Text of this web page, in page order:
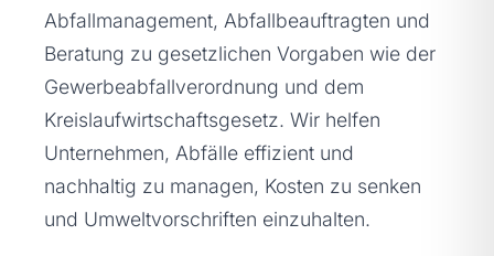
Abfallmanagement, Abfallbeauftragten und
Beratung zu gesetzlichen Vorgaben wie der
Gewerbeabfallverordnung und dem
Kreislaufwirtschaftsgesetz. Wir helfen
Unternehmen, Abfälle effizient und
nachhaltig zu managen, Kosten zu senken
und Umweltvorschriften einzuhalten.